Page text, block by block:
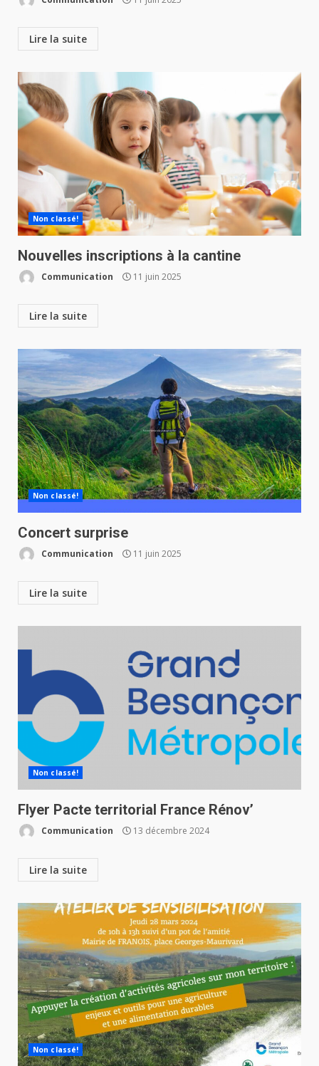
Lire la suite
Non classé!
Nouvelles inscriptions à la cantine
Communication 11 juin 2025
Lire la suite
Non classé!
Concert surprise
Communication 11 juin 2025
Lire la suite
Non classé!
Flyer Pacte territorial France Rénov’
Communication 13 décembre 2024
Lire la suite
Non classé!